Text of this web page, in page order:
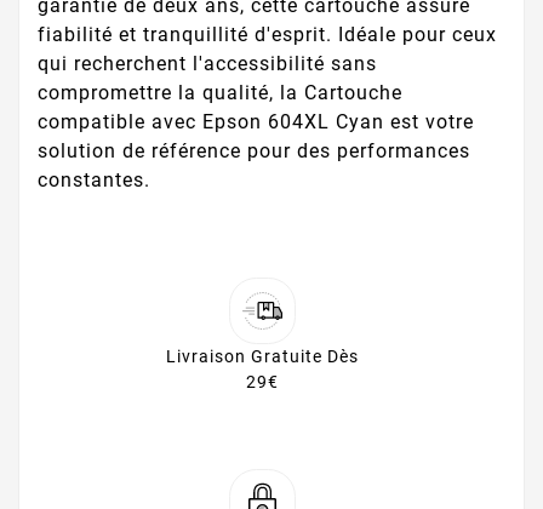
garantie de deux ans, cette cartouche assure
fiabilité et tranquillité d'esprit. Idéale pour ceux
qui recherchent l'accessibilité sans
compromettre la qualité, la Cartouche
compatible avec Epson 604XL Cyan est votre
solution de référence pour des performances
constantes.
Livraison Gratuite Dès
29€